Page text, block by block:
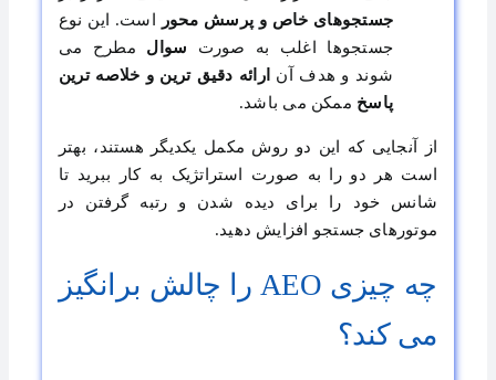
جستجوهای خاص و پرسش محور
است. این نوع
جستجوها اغلب به صورت سوال مطرح می
شوند و هدف آن
ارائه دقیق ترین و خلاصه ترین
پاسخ ممکن می باشد.
از آنجایی که این دو روش مکمل یکدیگر هستند، بهتر
است هر دو را به صورت استراتژیک به کار ببرید تا
شانس خود را برای دیده شدن و رتبه گرفتن در
موتورهای جستجو افزایش دهید.
چه چیزی AEO را چالش برانگیز
می کند؟